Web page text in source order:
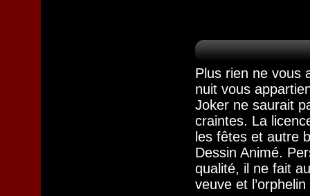
Plus rien ne vous
nuit vous
Joker ne saurait
craintes. La
les fêtes et autre
Dessin Animé.
qualité, il ne fait
veuve et